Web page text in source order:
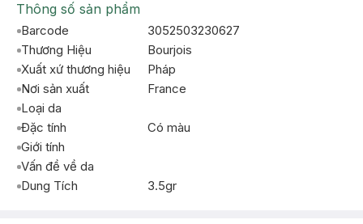
Thông số sản phẩm
Barcode
3052503230627
Thương Hiệu
Bourjois
Xuất xứ thương hiệu
Pháp
Nơi sản xuất
France
Loại da
Đặc tính
Có màu
Giới tính
Vấn đề về da
Dung Tích
3.5gr